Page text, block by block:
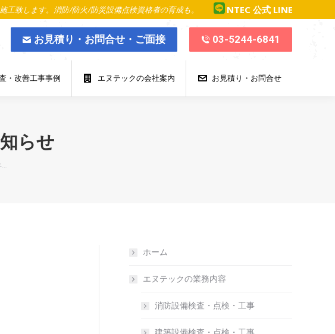
致します。消防/防火/防災設備点検資格者の育成も。 NTEC 公式 LINE
お見積り・お問合せ・ご面接 03-5244-6841
・改善工事事例 エヌテックの会社案内 お見積り・お問合せ
らせ
…
ホーム
エヌテックの業務内容
消防設備検査・点検・工事
・改善工事事例 エヌテックの会社案内 お見積り・お問合せ